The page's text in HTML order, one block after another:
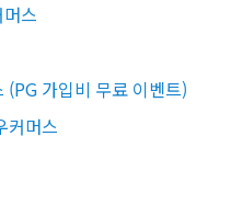
스
가입비 무료 이벤트)
커머스